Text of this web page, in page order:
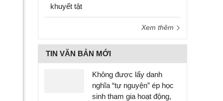
khuyết tật
Xem thêm
TIN VĂN BẢN MỚI
Không được lấy danh
nghĩa “tự nguyện” ép học
sinh tham gia hoạt động,